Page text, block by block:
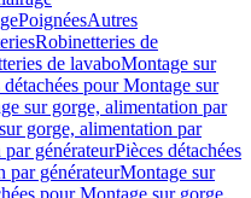
PoignéesAutres
Robinetteries de
de lavaboMontage sur
détachées pour Montage sur
sur gorge, alimentation par
gorge, alimentation par
générateurPièces détachées
par générateurMontage sur
pour Montage sur gorge,